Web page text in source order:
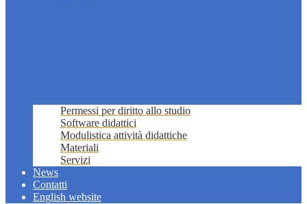
Permessi per diritto allo studio
Software didattici
Modulistica attività didattiche
Materiali
Servizi
News
Contatti
English website